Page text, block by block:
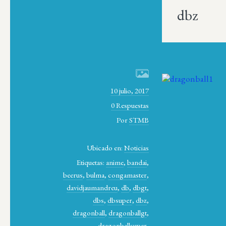
dbz
10 julio, 2017
0 Respuestas
PorSTMB
Ubicado en:Noticias
Etiquetas: anime,bandai,
beerus,bulma,congamaster,
davidjaumandreu,db,dbgt,
dbs,dbsuper,dbz,
dragonball,dragonballgt,